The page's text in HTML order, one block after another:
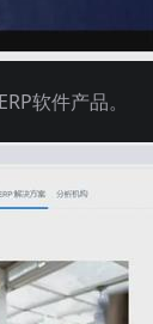
软件产品。